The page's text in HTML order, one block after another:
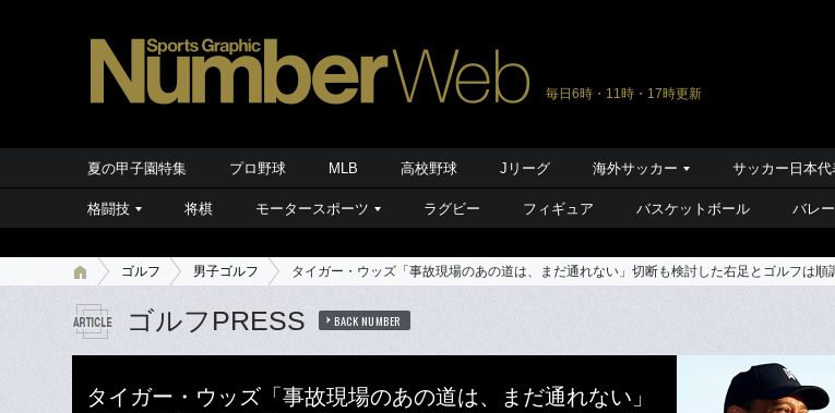
毎日6時・11時・17時更新
夏の甲子園特集 プロ野球 MLB 高校野球 Jリーグ 海外サッカー サッカー日本代
格闘技 将棋 モータースポーツ ラグビー フィギュア バスケットボール バレ
ゴルフ 男子ゴルフ タイガー・ウッズ「事故現場のあの道は、まだ通れない」切断も検討した右足とゴルフは順
ゴルフPRESS BACK NUMBER
タイガー・ウッズ「事故現場のあの道は、まだ通れない」